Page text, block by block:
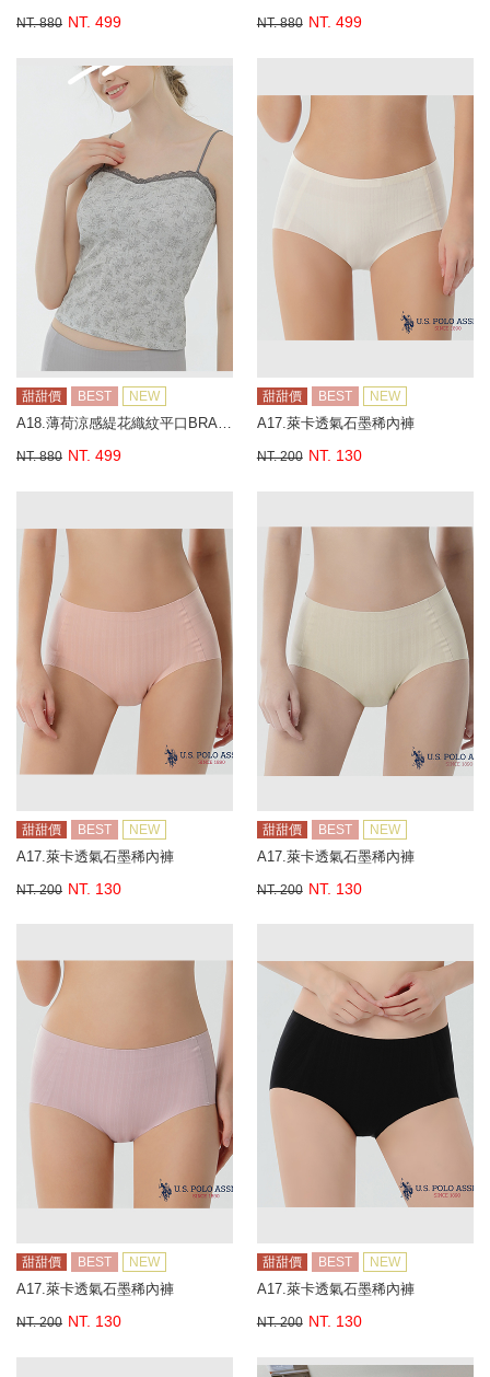
NT. 880 NT. 499 NT. 880 NT. 499
甜甜價 BEST NEW
A18.薄荷涼感緹花織紋平口BRA背心
NT. 880 NT. 499
甜甜價 BEST NEW
A17.萊卡透氣石墨稀內褲
NT. 200 NT. 130
甜甜價 BEST NEW
A17.萊卡透氣石墨稀內褲
NT. 200 NT. 130
甜甜價 BEST NEW
A17.萊卡透氣石墨稀內褲
NT. 200 NT. 130
甜甜價 BEST NEW
A17.萊卡透氣石墨稀內褲
NT. 200 NT. 130
甜甜價 BEST NEW
A17.萊卡透氣石墨稀內褲
NT. 200 NT. 130